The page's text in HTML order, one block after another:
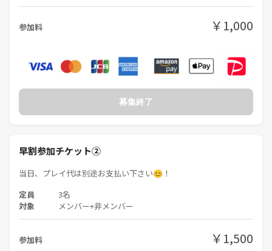
参加料 ￥1,000
募集終了
早割参加チケット②
当日、プレイ代は別途お支払い下さい😊！
定員 3名
対象 メンバー+非メンバー
参加料 ￥1,500